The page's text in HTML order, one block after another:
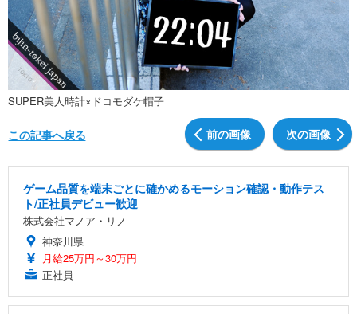
SUPER美人時計×ドコモダケ帽子
前の画像 次の画像
この記事へ戻る
ゲーム品質を端末ごとに確かめるモーション確認・動作テス
ト/正社員デビュー歓迎
株式会社マノア・リノ
神奈川県
月給25万円～30万円
正社員